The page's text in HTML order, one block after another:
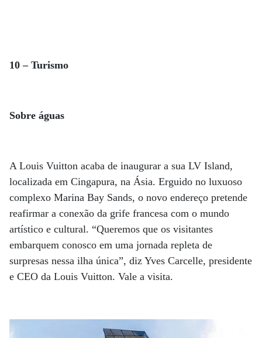
10 – Turismo
Sobre águas
A Louis Vuitton acaba de inaugurar a sua LV Island,
localizada em Cingapura, na Ásia. Erguido no luxuoso
complexo Marina Bay Sands, o novo endereço pretende
reafirmar a conexão da grife francesa com o mundo
artístico e cultural. “Queremos que os visitantes
embarquem conosco em uma jornada repleta de
surpresas nessa ilha única”, diz Yves Carcelle, presidente
e CEO da Louis Vuitton. Vale a visita.